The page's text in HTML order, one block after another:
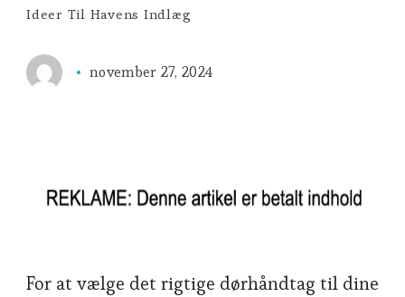
Ideer Til Havens Indlæg
november 27, 2024
For at vælge det rigtige dørhåndtag til dine